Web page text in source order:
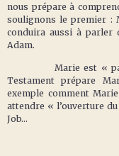
nous prépare à
soulignons le premier :
conduira aussi à parler
Adam.
Marie est « parmi
Testament prépare
exemple comment
attendre « l’ouverture
Job…